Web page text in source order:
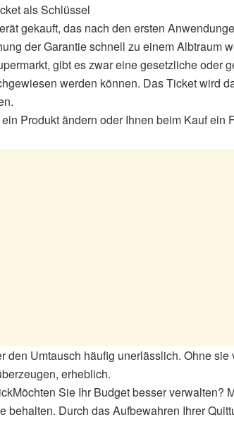
als Schlüssel
gekauft, das nach den ersten
der Garantie schnell zu einem Albtraum
gibt es zwar eine gesetzliche oder
werden können. Das Ticket wird
Produkt ändern oder Ihnen beim Kauf ein
den Umtausch häufig unerlässlich. Ohne sie
erheblich.
Sie Ihr Budget besser verwalten?
behalten. Durch das Aufbewahren Ihrer